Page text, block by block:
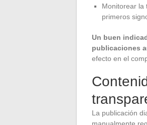
Monitorear la
primeros
Un buen
publicaciones
efecto en el
La publicación